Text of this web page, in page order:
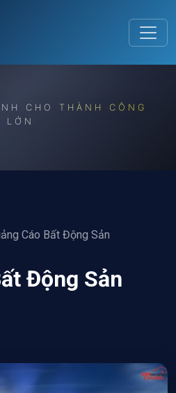
CHO THÀNH CÔNG
LỚN
Cáo Bất Động Sản
Động Sản